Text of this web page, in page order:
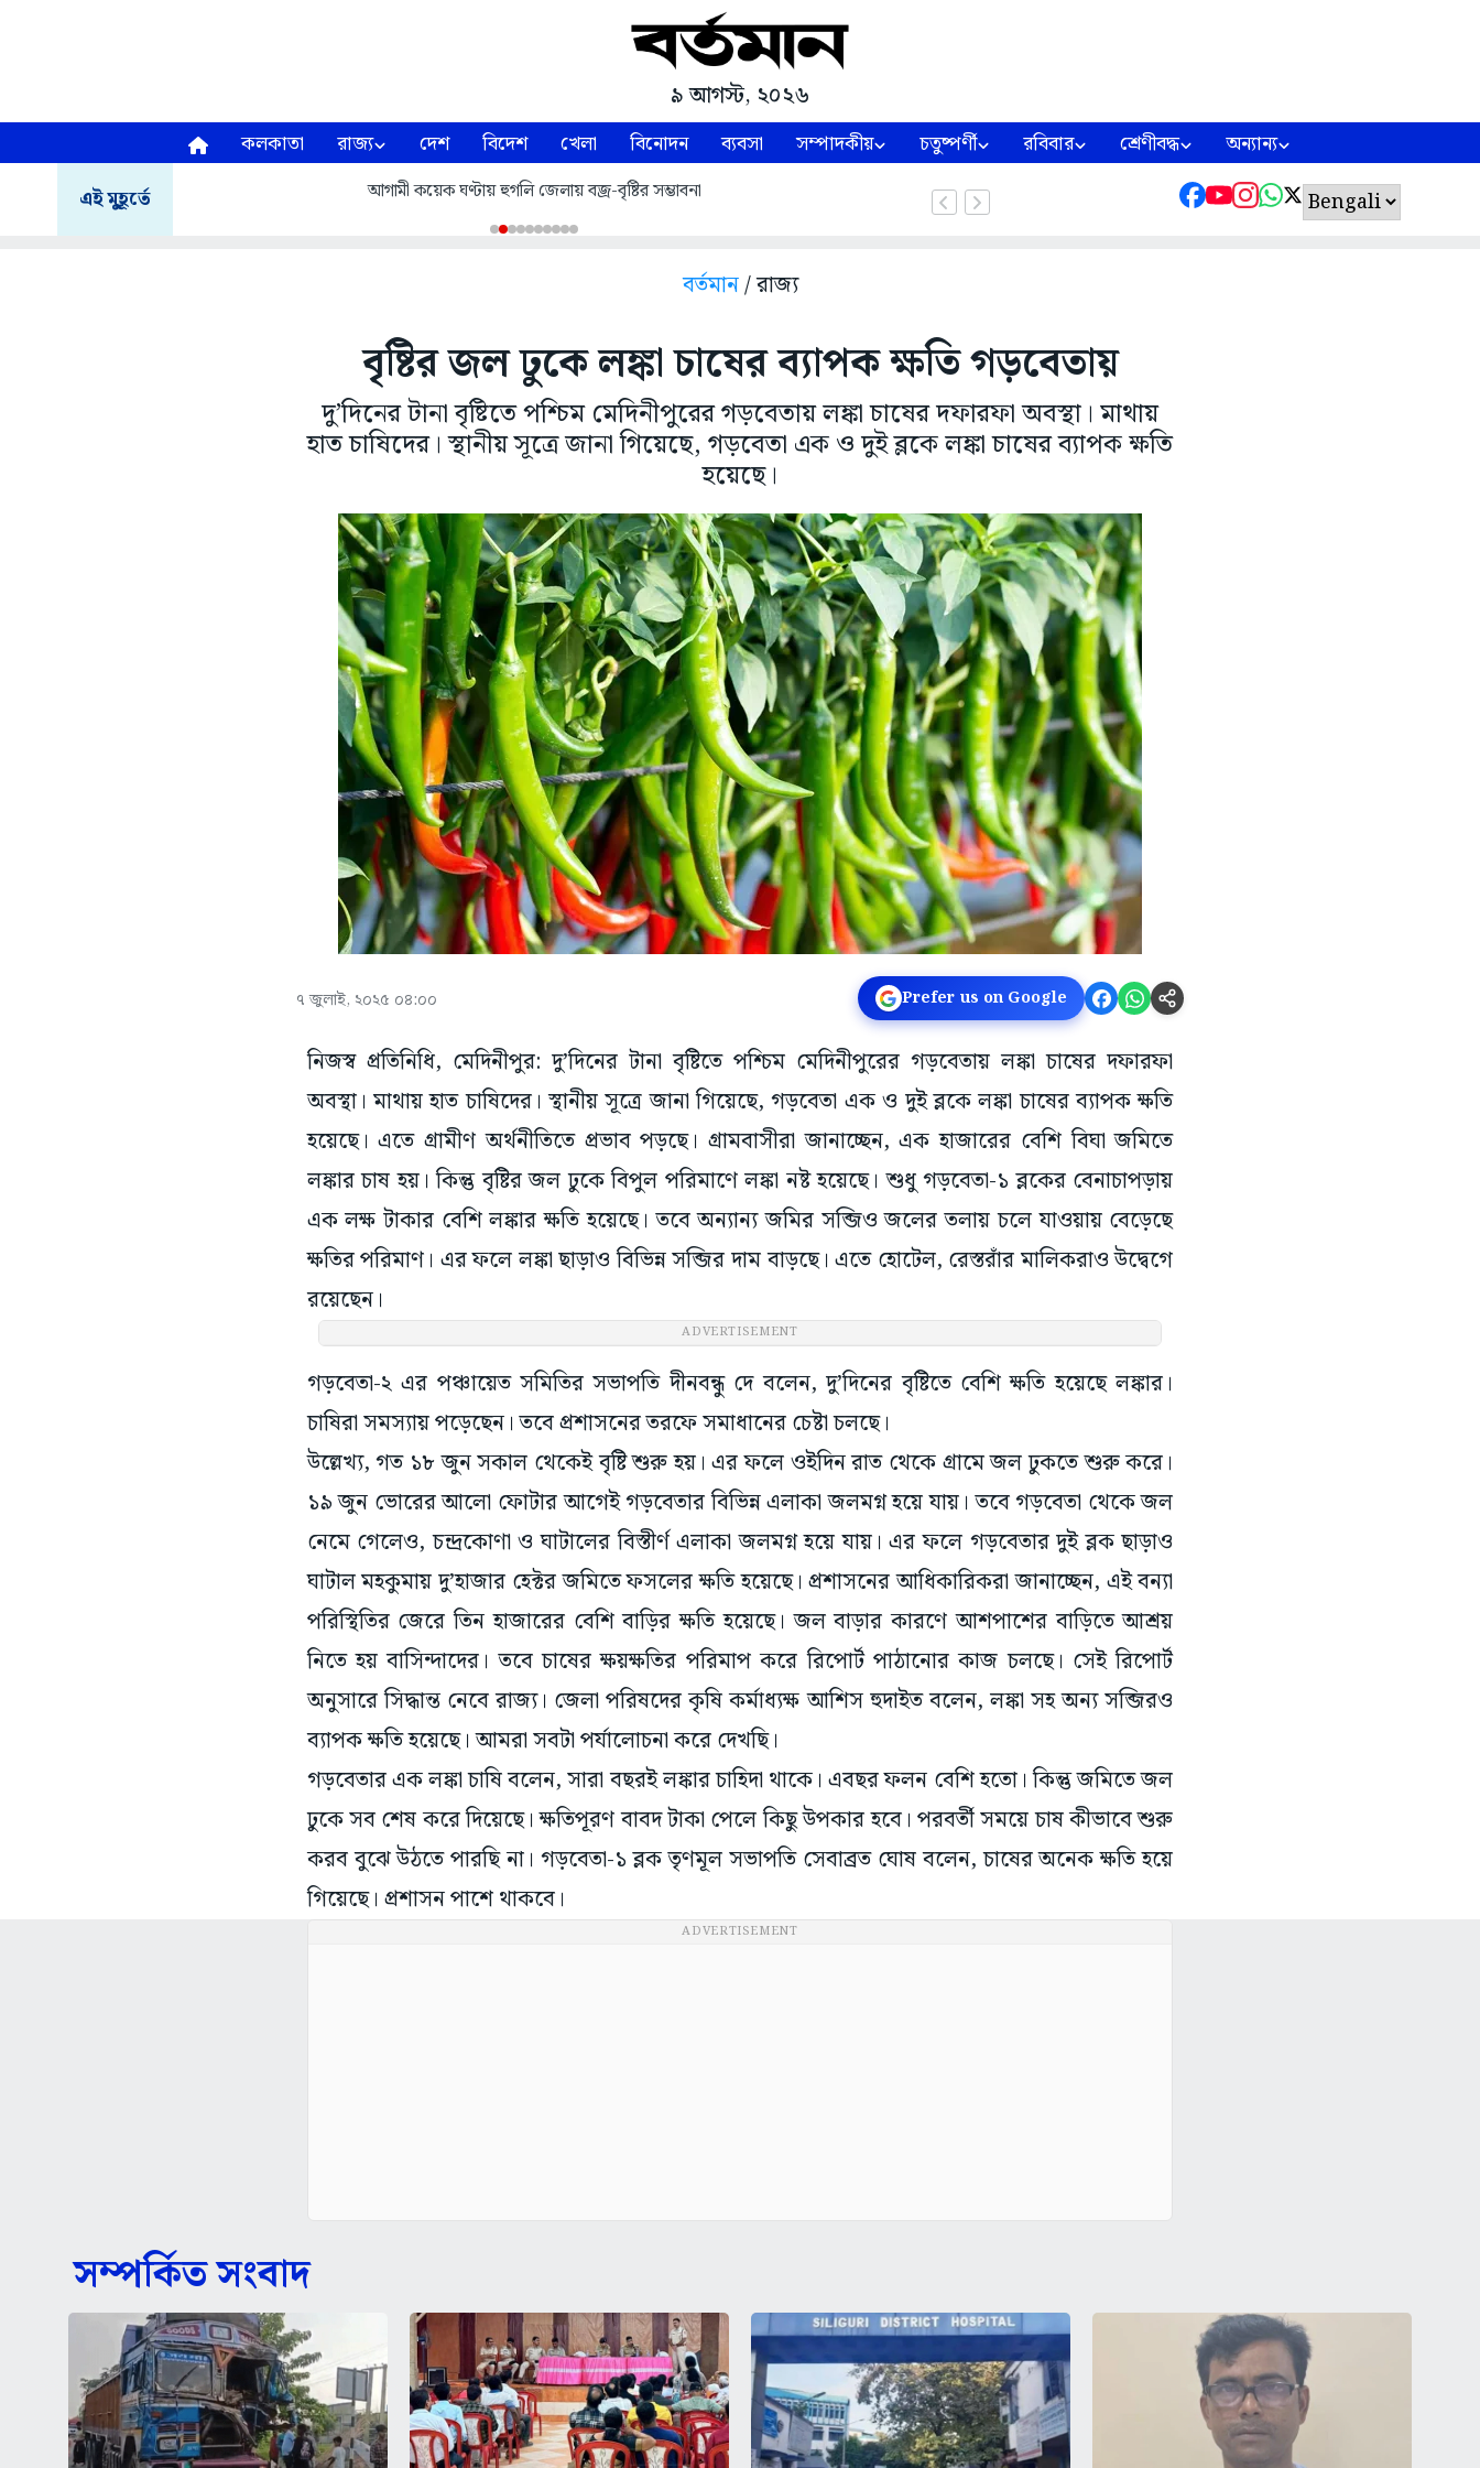
৯ আগস্ট, ২০২৬
কলকাতা রাজ্য দেশ বিদেশ খেলা বিনোদন ব্যবসা সম্পাদকীয় চতুষ্পর্ণী রবিবার শ্রেণীবদ্ধ অন্যান্য
এই মুহূর্তে আগামী কয়েক ঘণ্টায় হুগলি জেলায় বজ্র-বৃষ্টির সম্ভাবনা
বর্তমান/ রাজ্য
বৃষ্টির জল ঢুকে লঙ্কা চাষের ব্যাপক ক্ষতি গড়বেতায়
দু’দিনের টানা বৃষ্টিতে পশ্চিম মেদিনীপুরের গড়বেতায় লঙ্কা চাষের দফারফা অবস্থা। মাথায়
হাত চাষিদের। স্থানীয় সূত্রে জানা গিয়েছে, গড়বেতা এক ও দুই ব্লকে লঙ্কা চাষের ব্যাপক ক্ষতি
হয়েছে।
৭ জুলাই, ২০২৫ ০৪:০০ Prefer us on Google
নিজস্ব প্রতিনিধি, মেদিনীপুর: দু’দিনের টানা বৃষ্টিতে পশ্চিম মেদিনীপুরের গড়বেতায় লঙ্কা চাষের দফারফা
অবস্থা। মাথায় হাত চাষিদের। স্থানীয় সূত্রে জানা গিয়েছে, গড়বেতা এক ও দুই ব্লকে লঙ্কা চাষের ব্যাপক ক্ষতি
হয়েছে। এতে গ্রামীণ অর্থনীতিতে প্রভাব পড়ছে। গ্রামবাসীরা জানাচ্ছেন, এক হাজারের বেশি বিঘা জমিতে
লঙ্কার চাষ হয়। কিন্তু বৃষ্টির জল ঢুকে বিপুল পরিমাণে লঙ্কা নষ্ট হয়েছে। শুধু গড়বেতা-১ ব্লকের বেনাচাপড়ায়
এক লক্ষ টাকার বেশি লঙ্কার ক্ষতি হয়েছে। তবে অন্যান্য জমির সব্জিও জলের তলায় চলে যাওয়ায় বেড়েছে
ক্ষতির পরিমাণ। এর ফলে লঙ্কা ছাড়াও বিভিন্ন সব্জির দাম বাড়ছে। এতে হোটেল, রেস্তরাঁর মালিকরাও উদ্বেগে
রয়েছেন।
ADVERTISEMENT
গড়বেতা-২ এর পঞ্চায়েত সমিতির সভাপতি দীনবন্ধু দে বলেন, দু’দিনের বৃষ্টিতে বেশি ক্ষতি হয়েছে লঙ্কার।
চাষিরা সমস্যায় পড়েছেন। তবে প্রশাসনের তরফে সমাধানের চেষ্টা চলছে।
উল্লেখ্য, গত ১৮ জুন সকাল থেকেই বৃষ্টি শুরু হয়। এর ফলে ওইদিন রাত থেকে গ্রামে জল ঢুকতে শুরু করে।
১৯ জুন ভোরের আলো ফোটার আগেই গড়বেতার বিভিন্ন এলাকা জলমগ্ন হয়ে যায়। তবে গড়বেতা থেকে জল
নেমে গেলেও, চন্দ্রকোণা ও ঘাটালের বিস্তীর্ণ এলাকা জলমগ্ন হয়ে যায়। এর ফলে গড়বেতার দুই ব্লক ছাড়াও
ঘাটাল মহকুমায় দু’হাজার হেক্টর জমিতে ফসলের ক্ষতি হয়েছে। প্রশাসনের আধিকারিকরা জানাচ্ছেন, এই বন্যা
পরিস্থিতির জেরে তিন হাজারের বেশি বাড়ির ক্ষতি হয়েছে। জল বাড়ার কারণে আশপাশের বাড়িতে আশ্রয়
নিতে হয় বাসিন্দাদের। তবে চাষের ক্ষয়ক্ষতির পরিমাপ করে রিপোর্ট পাঠানোর কাজ চলছে। সেই রিপোর্ট
অনুসারে সিদ্ধান্ত নেবে রাজ্য। জেলা পরিষদের কৃষি কর্মাধ্যক্ষ আশিস হুদাইত বলেন, লঙ্কা সহ অন্য সব্জিরও
ব্যাপক ক্ষতি হয়েছে। আমরা সবটা পর্যালোচনা করে দেখছি।
গড়বেতার এক লঙ্কা চাষি বলেন, সারা বছরই লঙ্কার চাহিদা থাকে। এবছর ফলন বেশি হতো। কিন্তু জমিতে জল
ঢুকে সব শেষ করে দিয়েছে। ক্ষতিপূরণ বাবদ টাকা পেলে কিছু উপকার হবে। পরবর্তী সময়ে চাষ কীভাবে শুরু
করব বুঝে উঠতে পারছি না। গড়বেতা-১ ব্লক তৃণমূল সভাপতি সেবাব্রত ঘোষ বলেন, চাষের অনেক ক্ষতি হয়ে
গিয়েছে। প্রশাসন পাশে থাকবে।
ADVERTISEMENT
সম্পর্কিত সংবাদ